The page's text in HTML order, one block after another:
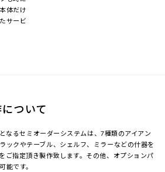
体だけ
サービ
ついて
なるセミオーダーシステムは、7種類のアイアン
ックやテーブル、シェルフ、ミラーなどの什器を
ご指定頂き製作致します。その他、オプションパ
能です。